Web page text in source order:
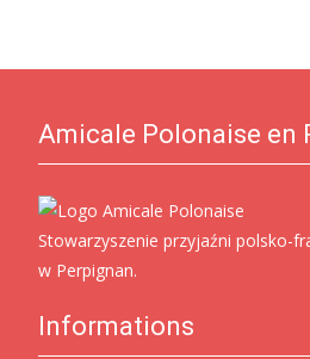
Amicale Polonaise en
Stowarzyszenie przyjaźni polsko-
w Perpignan.
Informations